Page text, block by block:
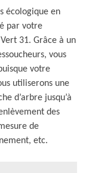
écologique en
par votre
31. Grâce à un
vous
votre
utiliserons une
d’arbre jusqu’à
des
de
etc.